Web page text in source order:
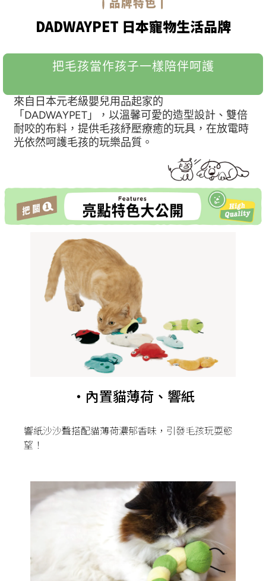
DADWAYPET 日本寵物生活品牌
把毛孩當作孩子一樣陪伴呵護
來自日本元老級嬰兒用品起家的
「DADWAYPET」，以溫馨可愛的造型設計、雙倍
耐咬的布料，提供毛孩紓壓療癒的玩具，在放電時
光依然呵護毛孩的玩樂品質。
・內置貓薄荷、響紙
響紙沙沙聲搭配貓薄荷濃郁香味，引發毛孩玩耍慾
望！